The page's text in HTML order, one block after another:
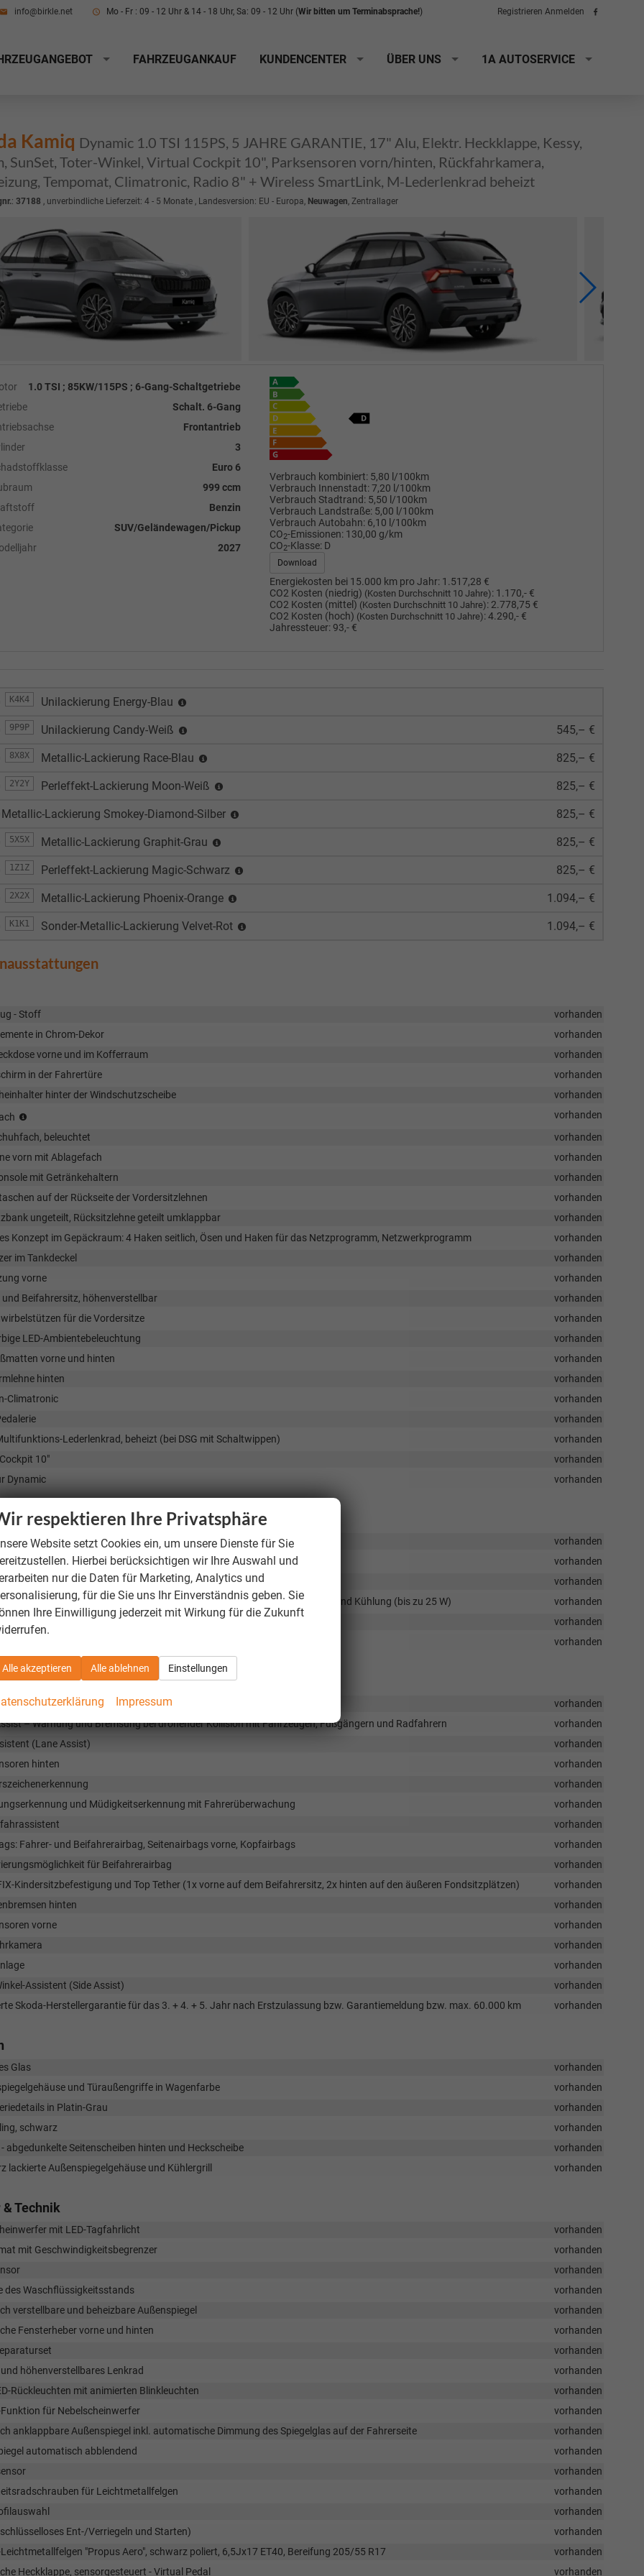
info@birkle.net Mo - Fr : 09 - 12 Uhr & 14 - 18 Uhr, Sa: 09 - 12 Uhr (Wir bitten um Terminabsprache!) Registrieren Anmelden
Folge
FAHRZEUGANKAUF KUNDENCENTER ÜBER UNS 1A AUTOSERVICE
Kamiq Dynamic 1.0 TSI 115PS, 5 JAHRE GARANTIE, 17" Alu, Elektr. Heckklappe, Kessy,
SunSet, Toter-Winkel, Virtual Cockpit 10", Parksensoren vorn/hinten, Rückfahrkamera,
Tempomat, Climatronic, Radio 8" + Wireless SmartLink, M-Lederlenkrad beheizt
: 37188 , unverbindliche Lieferzeit: 4 - 5 Monate , Landesversion: EU - Europa, Neuwagen, Zentrallager
1.0 TSI ; 85KW/115PS ; 6-Gang-Schaltgetriebe
Schalt. 6-Gang
Frontantrieb
3
Euro 6
999 ccm
Benzin
SUV/Geländewagen/Pickup
2027
Verbrauch kombiniert: 5,80 l/100km
Verbrauch Innenstadt:7,20 l/100km
Verbrauch Stadtrand: 5,50 l/100km
Verbrauch Landstraße: 5,00 l/100km
Verbrauch Autobahn: 6,10 l/100km
CO2-Emissionen: 130,00 g/km
CO2-Klasse: D
Download
Energiekosten bei 15.000 km pro Jahr: 1.517,28 €
CO2 Kosten (niedrig) (Kosten Durchschnitt 10 Jahre): 1.170,- €
CO2 Kosten (mittel) (Kosten Durchschnitt 10 Jahre): 2.778,75 €
CO2 Kosten (hoch) (Kosten Durchschnitt 10 Jahre):4.290,- €
Jahressteuer: 93,- €
K4K4 Unilackierung Energy-Blau
9P9P Unilackierung Candy-Weiß 545,– €
8X8X Metallic-Lackierung Race-Blau 825,– €
2Y2Y Perleffekt-Lackierung Moon-Weiß 825,– €
Metallic-Lackierung Smokey-Diamond-Silber 825,– €
5X5X Metallic-Lackierung Graphit-Grau 825,– €
1Z1Z Perleffekt-Lackierung Magic-Schwarz 825,– €
2X2X Metallic-Lackierung Phoenix-Orange 1.094,– €
K1K1 Sonder-Metallic-Lackierung Velvet-Rot 1.094,– €
- Stoff
vorhanden
in Chrom-Dekor
vorhanden
vorne und im Kofferraum
vorhanden
in der Fahrertüre
vorhanden
hinter der Windschutzscheibe
vorhanden
mit
Panoramadach)
vorhanden
beleuchtet
vorhanden
vorn mit Ablagefach
vorhanden
mit Getränkehaltern
vorhanden
auf der Rückseite der Vordersitzlehnen
vorhanden
ungeteilt, Rücksitzlehne geteilt umklappbar
vorhanden
Konzept im Gepäckraum: 4 Haken seitlich, Ösen und Haken für das Netzprogramm, Netzwerkprogramm
vorhanden
im Tankdeckel
vorhanden
vorne
vorhanden
und Beifahrersitz, höhenverstellbar
vorhanden
für die Vordersitze
vorhanden
LED-Ambientebeleuchtung
vorhanden
vorne und hinten
vorhanden
hinten
vorhanden
Climatronic
vorhanden
vorhanden
Lederlenkrad, beheizt (bei DSG mit Schaltwippen)
vorhanden
10"
vorhanden
Dynamic
vorhanden
& Kommunikation
C vorne (Ladeleistung bis zu 15W)
vorhanden
vorhanden
für ŠKODA Connect M
vorhanden
kabelloses Laden von Smartphones mit magnetischem Ladeprofil und Kühlung (bis zu 25 W)
vorhanden
Media 8", Bluetooth, DAB, 8 Lautsprecher, kabelloses SmartLink
vorhanden
C hinten (Ladeleistung bis zu 45W hinten und vorne)
vorhanden
& Assistenz
vorne
vorhanden
– Warnung und Bremsung bei drohender Kollision mit Fahrzeugen, Fußgängern und Radfahrern
vorhanden
(Lane Assist)
vorhanden
hinten
vorhanden
vorhanden
und Müdigkeitserkennung mit Fahrerüberwachung
vorhanden
vorhanden
Fahrer- und Beifahrerairbag, Seitenairbags vorne, Kopfairbags
vorhanden
für Beifahrerairbag
vorhanden
Kindersitzbefestigung und Top Tether (1x vorne auf dem Beifahrersitz, 2x hinten auf den äußeren Fondsitzplätzen)
vorhanden
hinten
vorhanden
vorne
vorhanden
vorhanden
vorhanden
Assistent (Side Assist)
vorhanden
Skoda-Herstellergarantie für das 3. + 4. + 5. Jahr nach Erstzulassung bzw. Garantiemeldung bzw. max. 60.000 km
vorhanden
Glas
vorhanden
und Türaußengriffe in Wagenfarbe
vorhanden
in Platin-Grau
vorhanden
schwarz
vorhanden
abgedunkelte Seitenscheiben hinten und Heckscheibe
vorhanden
lackierte Außenspiegelgehäuse und Kühlergrill
vorhanden
& Technik
mit LED-Tagfahrlicht
vorhanden
mit Geschwindigkeitsbegrenzer
vorhanden
vorhanden
des Waschflüssigkeitsstands
vorhanden
verstellbare und beheizbare Außenspiegel
vorhanden
Fensterheber vorne und hinten
vorhanden
vorhanden
höhenverstellbares Lenkrad
vorhanden
Rückleuchten mit animierten Blinkleuchten
vorhanden
für Nebelscheinwerfer
vorhanden
anklappbare Außenspiegel inkl. automatische Dimmung des Spiegelglas auf der Fahrerseite
vorhanden
automatisch abblendend
vorhanden
vorhanden
für Leichtmetallfelgen
vorhanden
vorhanden
Ent-/Verriegeln und Starten)
vorhanden
"Propus Aero", schwarz poliert, 6,5Jx17 ET40, Bereifung 205/55 R17
vorhanden
Heckklappe, sensorgesteuert - Virtual Pedal
vorhanden
respektieren Ihre Privatsphäre
Website setzt Cookies ein, um unsere Dienste für Sie
Hierbei berücksichtigen wir Ihre Auswahl und
nur die Daten für Marketing, Analytics und
für die Sie uns Ihr Einverständnis geben. Sie
Ihre Einwilligung jederzeit mit Wirkung für die Zukunft
Alle akzeptieren Alle ablehnen Einstellungen
Impressum